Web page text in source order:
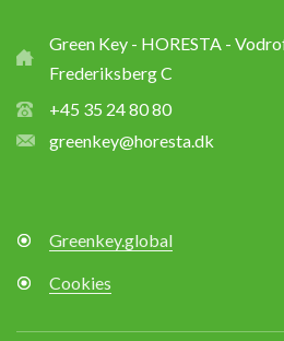
Green Key - HORESTA -
Frederiksberg C
+45 35 24 80 80
greenkey@horesta.dk
Greenkey.global
Cookies